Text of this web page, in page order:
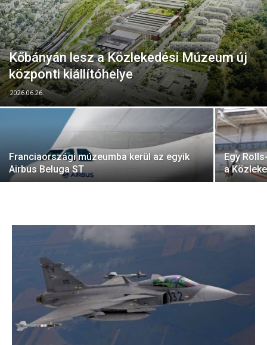
Kőbányán lesz a Közlekedési Múzeum új
központi kiállítóhelye
2026.06.26.
Franciaországi múzeumba kerül az egyik
Airbus Beluga ST
Egy
a